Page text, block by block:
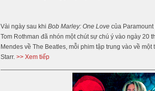
Vài ngày sau khi Bob Marley: One Love của
Tom Rothman đã nhón một chút sự chú ý vào ngày 20
Mendes về The Beatles, mỗi phim tập trung vào về
Starr. >> Xem tiếp